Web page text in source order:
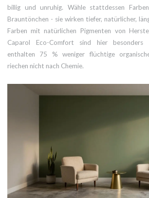
billig und unruhig. Wähle stattdessen
Brauntönchen - sie wirken tiefer, natürlicher,
Farben mit natürlichen Pigmenten von
Caparol Eco-Comfort sind hier besonders
enthalten 75 % weniger flüchtige
riechen nicht nach Chemie.